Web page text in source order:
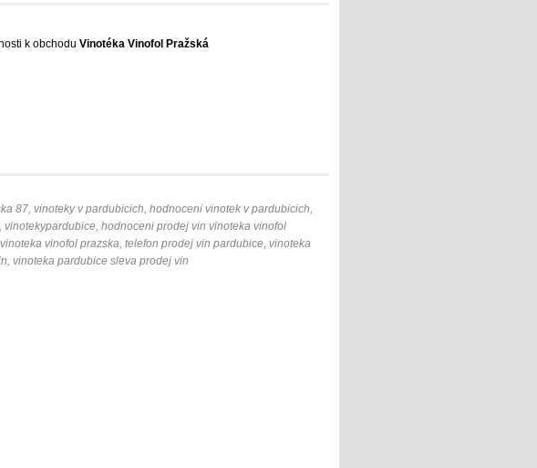
k obchoduVinotéka Vinofol Pražská
87, vinoteky v pardubicich, hodnoceni vinotek v pardubicich,
hodnoceni prodej vin vinoteka vinofol
vinofol prazska, telefon prodej vin pardubice, vinoteka
vinoteka pardubice sleva prodej vin